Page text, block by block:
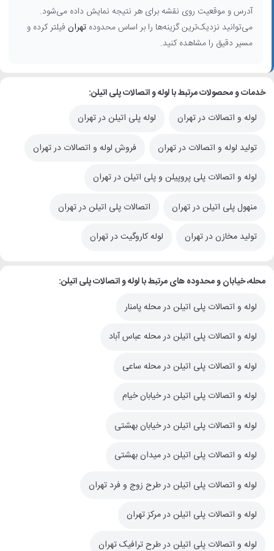
آدرس و موقعیت روی نقشه برای هر نتیجه نمایش داده می‌شود.
می‌توانید نزدیک‌ترین گزینه‌ها را بر اساس محدودهتهران فیلتر کرده و
مسیر دقیق را مشاهده کنید.
خدمات و محصولات مرتبط با لوله و اتصالات پلی اتیلن:
لوله و اتصالات در تهران
لوله پلی اتیلن در تهران
تولید لوله و اتصالات در تهران فروش لوله و اتصالات در تهران
لوله و اتصالات پلی پروپیلن و پلی اتیلن در تهران
منهول پلی اتیلن در تهران اتصالات پلی اتیلن در تهران
تولید مخازن در تهران لوله کاروگیت در تهران
محله، خیابان و محدوده های مرتبط با لوله و اتصالات پلی اتیلن:
لوله و اتصالات پلی اتیلن در محله پامنار
لوله و اتصالات پلی اتیلن در محله عباس آباد
لوله و اتصالات پلی اتیلن در محله ساعی
لوله و اتصالات پلی اتیلن در خیابان خیام
لوله و اتصالات پلی اتیلن در خیابان بهشتی
لوله و اتصالات پلی اتیلن در میدان بهشتی
لوله و اتصالات پلی اتیلن در طرح زوج و فرد تهران
لوله و اتصالات پلی اتیلن در مرکز تهران
لوله و اتصالات پلی اتیلن در طرح ترافیک تهران